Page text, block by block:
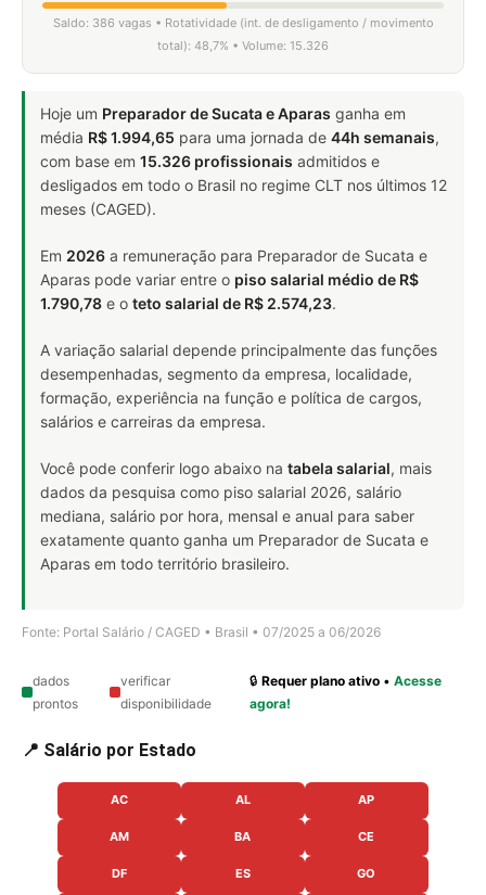
Saldo: 386 vagas • Rotatividade (int. de desligamento / movimento
total): 48,7% • Volume: 15.326
Hoje um Preparador de Sucata e Aparas ganha em
média R$ 1.994,65 para uma jornada de 44h semanais,
com base em 15.326 profissionais admitidos e
desligados em todo o Brasil no regime CLT nos últimos 12
meses (CAGED).
Em 2026 a remuneração para Preparador de Sucata e
Aparas pode variar entre o piso salarial médio de R$
1.790,78 e o teto salarial de R$ 2.574,23.
A variação salarial depende principalmente das funções
desempenhadas, segmento da empresa, localidade,
formação, experiência na função e política de cargos,
salários e carreiras da empresa.
Você pode conferir logo abaixo na tabela salarial, mais
dados da pesquisa como piso salarial 2026, salário
mediana, salário por hora, mensal e anual para saber
exatamente quanto ganha um Preparador de Sucata e
Aparas em todo território brasileiro.
Fonte: Portal Salário / CAGED • Brasil • 07/2025 a 06/2026
dados
prontos
verificar
disponibilidade
🔒Requer plano ativo •Acesse
agora!
📍 Salário por Estado
AC AL AP
AM BA CE
DF ES GO